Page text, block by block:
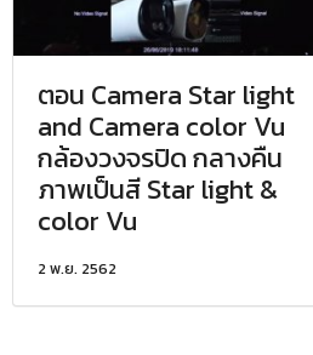
ตอน Camera Star light
and Camera color Vu
กล้องวงจรปิด กลางคืน
ภาพเป็นสี Star light &
color Vu
2 พ.ย. 2562